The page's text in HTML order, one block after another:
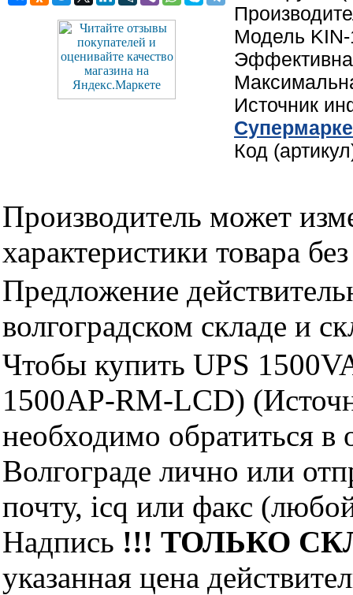
Модель
Источник
Код
Производитель может
характеристики товара
Предложение
волгоградском складе и
Чтобы купить UPS
1500AP-RM-LCD)
необходимо
Волгограде лично или
почту, icq или факс
Надпись !!! ТОЛЬКО
указанная цена